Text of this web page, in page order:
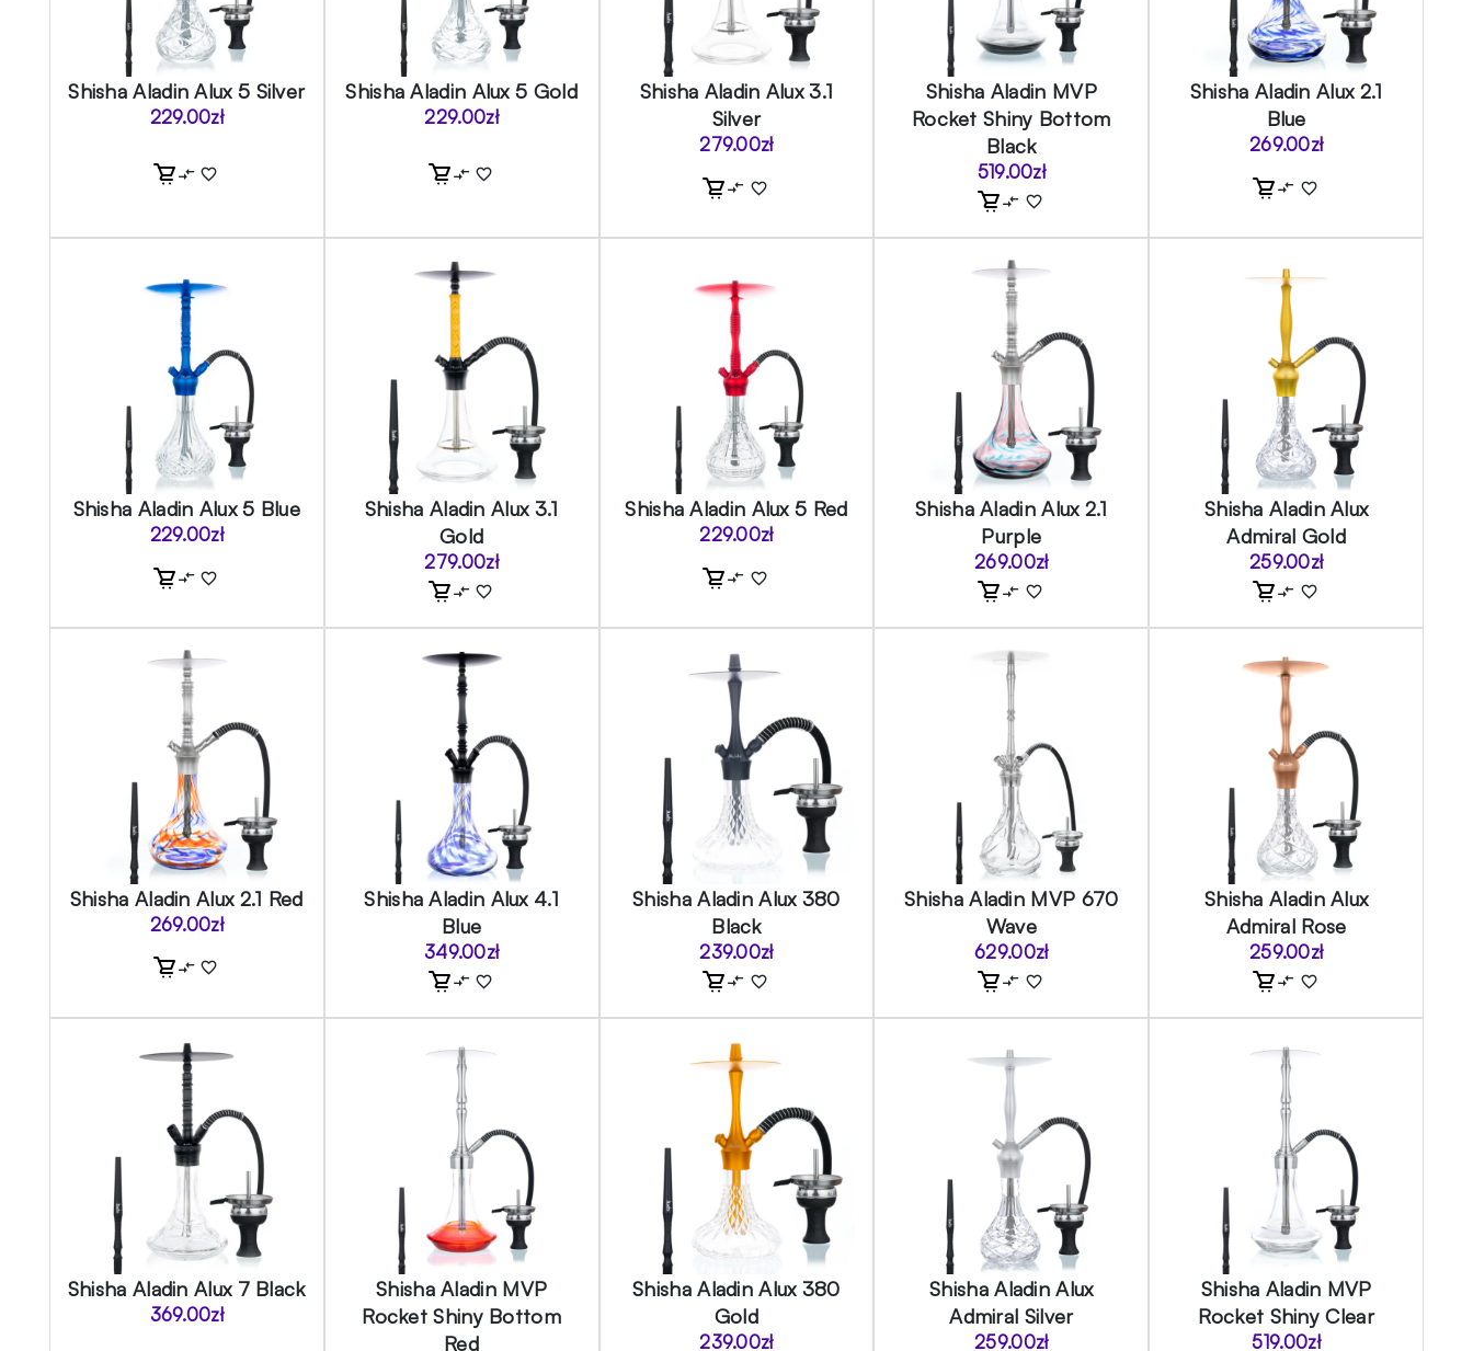
Shisha Aladin Alux 5 Silver
229.00zł
Shisha Aladin Alux 5 Gold
229.00zł
Shisha Aladin Alux 3.1
Silver
279.00zł
Shisha Aladin MVP
Rocket Shiny Bottom
Black
519.00zł
Shisha Aladin Alux 2.1
Blue
269.00zł
Shisha Aladin Alux 5 Blue
229.00zł
Shisha Aladin Alux 3.1
Gold
279.00zł
Shisha Aladin Alux 5 Red
229.00zł
Shisha Aladin Alux 2.1
Purple
269.00zł
Shisha Aladin Alux
Admiral Gold
259.00zł
Shisha Aladin Alux 2.1 Red
269.00zł
Shisha Aladin Alux 4.1
Blue
349.00zł
Shisha Aladin Alux 380
Black
239.00zł
Shisha Aladin MVP 670
Wave
629.00zł
Shisha Aladin Alux
Admiral Rose
259.00zł
Shisha Aladin Alux 7 Black
369.00zł
Shisha Aladin MVP
Rocket Shiny Bottom
Red
Shisha Aladin Alux 380
Gold
239.00zł
Shisha Aladin Alux
Admiral Silver
259.00zł
Shisha Aladin MVP
Rocket Shiny Clear
519.00zł